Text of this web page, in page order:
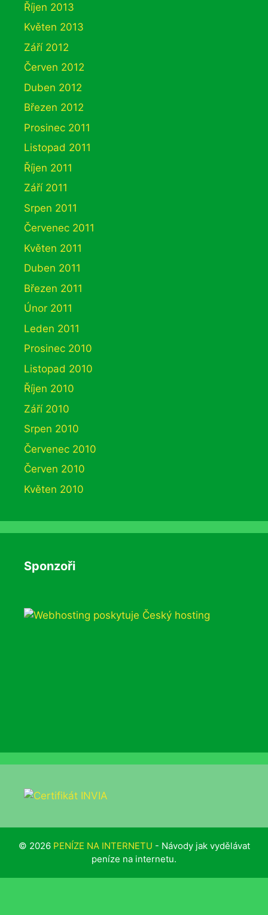
Říjen 2013
Květen 2013
Září 2012
Červen 2012
Duben 2012
Březen 2012
Prosinec 2011
Listopad 2011
Říjen 2011
Září 2011
Srpen 2011
Červenec 2011
Květen 2011
Duben 2011
Březen 2011
Únor 2011
Leden 2011
Prosinec 2010
Listopad 2010
Říjen 2010
Září 2010
Srpen 2010
Červenec 2010
Červen 2010
Květen 2010
Sponzoři
© 2026 PENÍZE NA INTERNETU - Návody jak vydělávat
peníze na internetu.